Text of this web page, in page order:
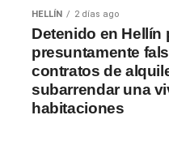
HELLÍN 2 días ago
Detenido en Hellín
presuntamente
contratos de
subarrendar una
habitaciones